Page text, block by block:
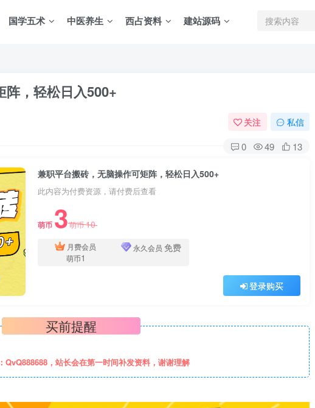
国学五术 中医养生 西占资料 建站源码
阵，轻松日入500+
关注 私信
0 49 13
兼职平台搬砖，无脑操作可矩阵，轻松日入500+
此内容为付费资源，请付费后查看
萌币 3萌币10
月费会员
萌币1
永久会员 免费
登录购买
买前提醒
，站长会在第一时间补发资料，谢谢理解